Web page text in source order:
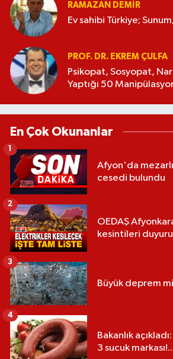
RAMAZAN DEMİR
Ev sahibi Türkiye;
PROF. DR. EKREM ÇULFA
Psikopat, Sosyopat,
Yaptığı 50
En Çok Okunanlar
Afyon'da
cesedi bulundu
1
OEDAŞ
kesintileri
2
Büyük deprem
3
Bakanlık
3 sucuk markası!..
4